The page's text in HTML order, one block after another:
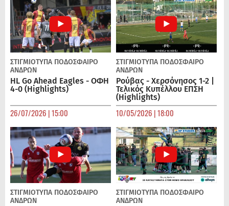
ΣΤΙΓΜΙΟΤΥΠΑ ΠΟΔΌΣΦΑΙΡΟ
ΑΝΔΡΏΝ
HL Go Ahead Eagles - ΟΦΗ
4-0 (Highlights)
26/07/2026 | 15:00
ΣΤΙΓΜΙΟΤΥΠΑ ΠΟΔΌΣΦΑΙΡΟ
ΑΝΔΡΏΝ
Ρούβας - Χερσόνησος 1-2 |
Τελικός Κυπέλλου ΕΠΣΗ
(Highlights)
10/05/2026 | 18:00
ΣΤΙΓΜΙΟΤΥΠΑ ΠΟΔΌΣΦΑΙΡΟ
ΑΝΔΡΏΝ
ΣΤΙΓΜΙΟΤΥΠΑ ΠΟΔΌΣΦΑΙΡΟ
ΑΝΔΡΏΝ